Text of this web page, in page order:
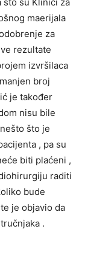
maerijala
za
rezultate
izvršilaca
broj
je također
nisu bile
što je
, pa su
biti plaćeni ,
raditi
bude
je objavio da
.